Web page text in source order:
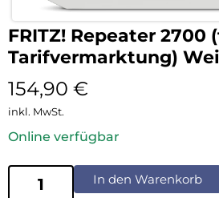
FRITZ! Repeater 2700
Tarifvermarktung)
154,90 €
inkl. MwSt.
Online verfügbar
In den Warenkorb